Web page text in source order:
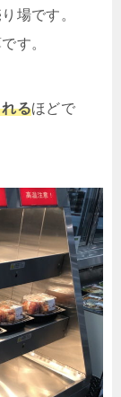
場です。
す。
るほどで